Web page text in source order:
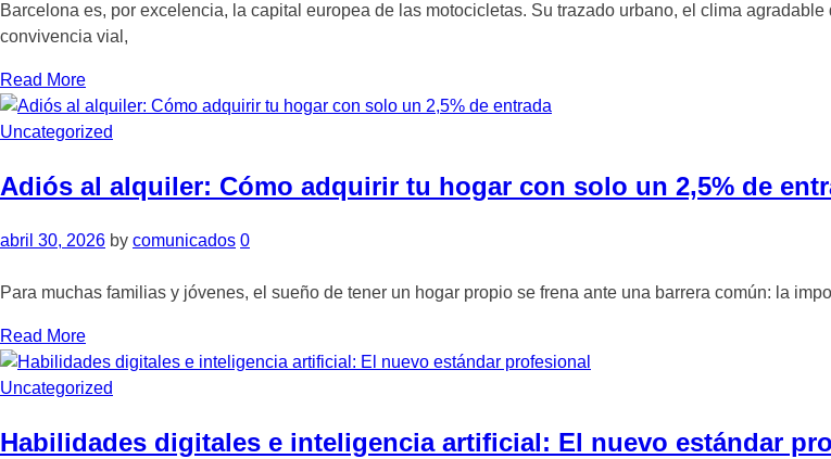
Barcelona es, por excelencia, la capital europea de las motocicletas. Su trazado urbano, el clima
convivencia vial,
Read More
Uncategorized
Adiós al alquiler: Cómo adquirir tu hogar con solo un 2,5% de
abril 30, 2026 by comunicados 0
Para muchas familias y jóvenes, el sueño de tener un hogar propio se frena ante una barrera común: la
Read More
Uncategorized
Habilidades digitales e inteligencia artificial: El nuevo estándar